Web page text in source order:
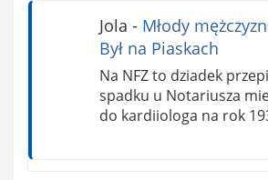
Jola - Młody
Był na Piaskach
Na NFZ to dziadek
spadku u Notariusza
do kardiiologa na rok